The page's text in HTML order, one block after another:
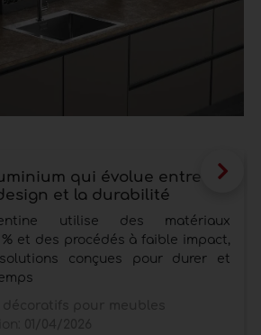
qui évolue entre
et la durabilité
utilise des matériaux
% et des procédés à faible impact,
conçues pour durer et